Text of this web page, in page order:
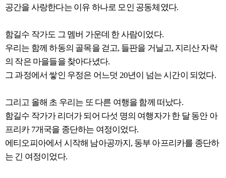
공간을 사랑한다는 이유 하나로 모인 공동체였다.
함길수 작가도 그 멤버 가운데 한 사람이었다.
우리는 함께 하동의 골목을 걷고, 들판을 거닐고, 지리산 자락
의 작은 마을들을 찾아다녔다.
그 과정에서 쌓인 우정은 어느덧 20년이 넘는 시간이 되었다.
그리고 올해 초 우리는 또 다른 여행을 함께 떠났다.
함길수 작가가 리더가 되어 다섯 명의 여행자가 한 달 동안 아
프리카 7개국을 종단하는 여정이었다.
에티오피아에서 시작해 남아공까지, 동부 아프리카를 종단하
는 긴 여정이었다.